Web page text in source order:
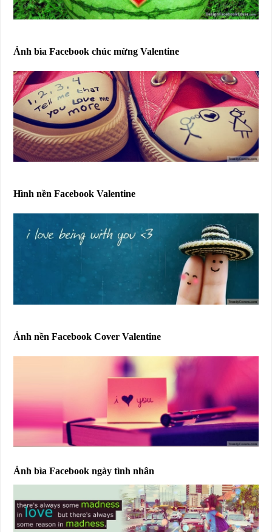
Ảnh bìa Facebook chúc mừng Valentine
Hình nền Facebook Valentine
Ảnh nền Facebook Cover Valentine
Ảnh bìa Facebook ngày tình nhân